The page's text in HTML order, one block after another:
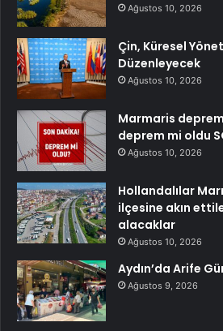
Ağustos 10, 2026
Çin, Küresel
Düzenleyecek
Ağustos 10, 2026
Marmaris
deprem mi oldu
Ağustos 10, 2026
Hollandalılar
ilçesine akın
alacaklar
Ağustos 10, 2026
Aydın’da Arife
Ağustos 9, 2026